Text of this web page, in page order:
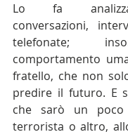
Lo fa
conversazioni,
telefonate;
comportamento
fratello, che non
predire il futuro. E
che sarò un
terrorista o altro,